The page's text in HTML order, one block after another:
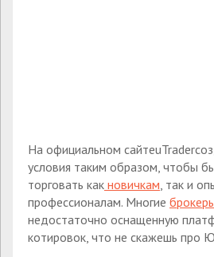
На официальном
условия таким образом, чтобы
торговать как новичкам, так и
профессионалам. Многие
недостаточно оснащенную
котировок, что не скажешь про